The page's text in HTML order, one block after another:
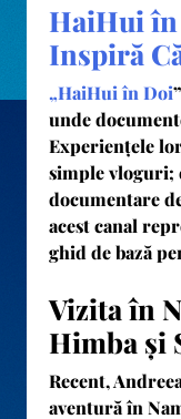
HaiHui în
Inspiră
„HaiHui în Doi
unde
Experiențele
simple vloguri;
documentare
acest canal
ghid de bază
Vizita în
Himba și
Recent,
aventură în